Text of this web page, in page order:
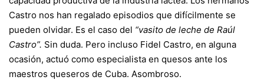
Castro nos han regalado episodios que difícilmente se
pueden olvidar. Es el caso del “vasito de leche de Raúl
Castro”. Sin duda. Pero incluso Fidel Castro, en alguna
ocasión, actuó como especialista en quesos ante los
maestros queseros de Cuba. Asombroso.